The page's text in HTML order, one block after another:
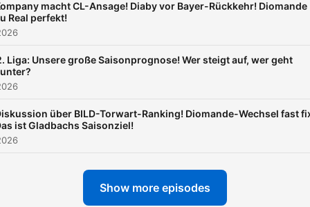
auf und bieten interessante
Nebensache der Welt – dem
Fußballinteressierten und
genau der Start in den Tag,
möchtest mehr über unsere
Werbepartner erfahren?
macht CL-Ansage! Diaby vor Bayer-Rückkehr! Diomande
Real perfekt!
Liga: Unsere große Saisonprognose! Wer steigt auf, wer geht
über BILD-Torwart-Ranking! Diomande-Wechsel fast
ist Gladbachs Saisonziel!
Show more episodes